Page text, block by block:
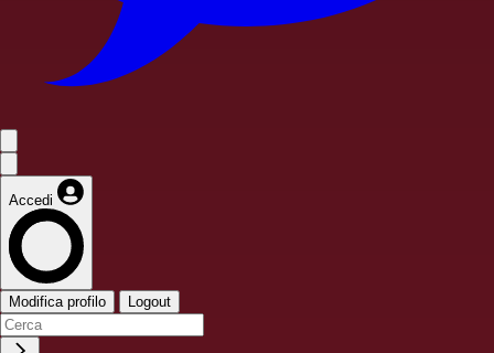
Accedi
Modifica profilo Logout